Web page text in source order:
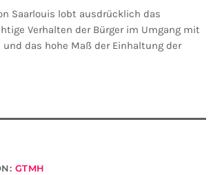
Saarlouis lobt ausdrücklich das
Verhalten der Bürger im Umgang mit
und das hohe Maß der Einhaltung der
GTMH